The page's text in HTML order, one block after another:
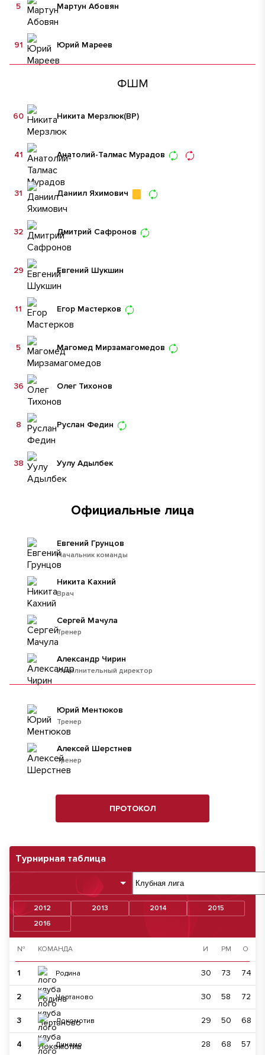
Турнирная таблица
2012 2013 2014
2015
2016
№ КОМАНДА И РМ О
1 Родина 30 73 74
2 Чертаново 30 58 72
3 Локомотив 29 50 68
4 Динамо 28 68 57
Мартун Абовян
5
Юрий Мареев
91
ФШМ
Никита Мерзлюк(ВР)
60
Анатолий-Талмас Мурадов
41
Даниил Яхимович
31
Дмитрий Сафронов
32
Евгений Шукшин
29
Егор Мастерков
11
Магомед Мирзамагомедов
5
Олег Тихонов
36
Руслан Федин
8
Уулу Адылбек
38
Официальные лица
Начальник команды
Евгений Грунцов
Врач
Никита Кахний
Тренер
Сергей Мачула
Исполнительный директор
Александр Чирин
Тренер
Юрий Ментюков
Тренер
Алексей Шерстнев
ПРОТОКОЛ